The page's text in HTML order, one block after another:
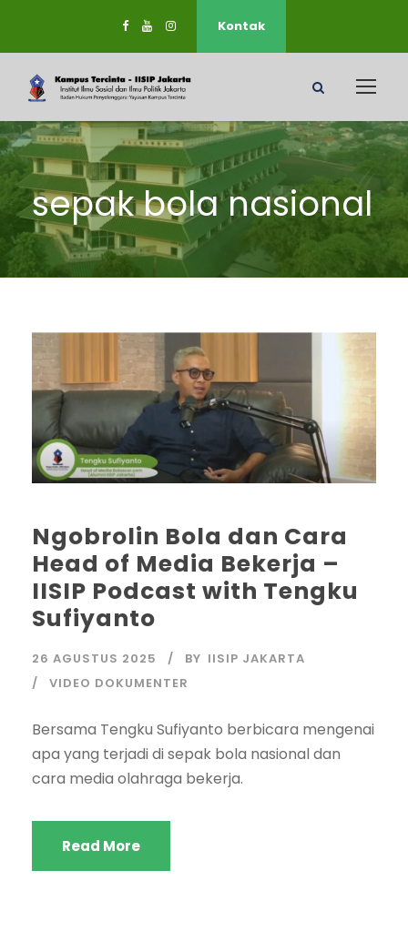
Kontak
sepak bola nasional
Ngobrolin Bola dan Cara
Head of Media Bekerja –
IISIP Podcast with Tengku
Sufiyanto
26 AGUSTUS 2025 BY IISIP JAKARTA
VIDEO DOKUMENTER
Bersama Tengku Sufiyanto berbicara mengenai
apa yang terjadi di sepak bola nasional dan
cara media olahraga bekerja.
Read More